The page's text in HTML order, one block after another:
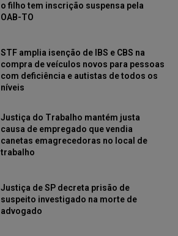
o filho tem inscrição suspensa pela
OAB-TO
STF amplia isenção de IBS e CBS na
compra de veículos novos para pessoas
com deficiência e autistas de todos os
níveis
Justiça do Trabalho mantém justa
causa de empregado que vendia
canetas emagrecedoras no local de
trabalho
Justiça de SP decreta prisão de
suspeito investigado na morte de
advogado